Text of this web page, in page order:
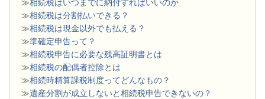
≫相続税はいつまでに納付すればいいのか
≫相続税は分割払いできる？
≫相続税は現金以外でも払える？
≫準確定申告って？
≫相続税申告に必要な残高証明書とは
≫相続税の配偶者控除とは
≫相続時精算課税制度ってどんなもの？
≫遺産分割が成立しないと相続税申告できないの？